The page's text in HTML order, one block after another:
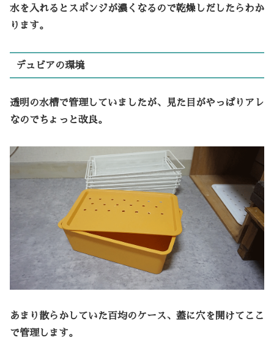
水を入れるとスポンジが濃くなるので乾燥しだしたらわか
ります。
デュビアの環境
透明の水槽で管理していましたが、見た目がやっぱりアレ
なのでちょっと改良。
あまり散らかしていた百均のケース、蓋に穴を開けてここ
で管理します。